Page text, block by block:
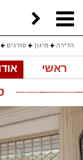
הדירה מיגון סורגים
ראשי